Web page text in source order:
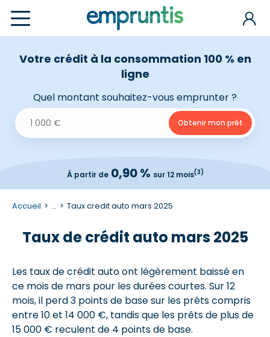
Votre crédit à la consommation 100 % en
ligne
Quel montant souhaitez-vous emprunter ?
À partir de0,90 % sur 12 mois(3)
Accueil ... Taux credit auto mars 2025
Taux de crédit auto mars 2025
Les taux de crédit auto ont légèrement baissé en
ce mois de mars pour les durées courtes. Sur 12
mois, il perd 3 points de base sur les prêts compris
entre 10 et 14 000 €, tandis que les prêts de plus de
15 000 € reculent de 4 points de base.